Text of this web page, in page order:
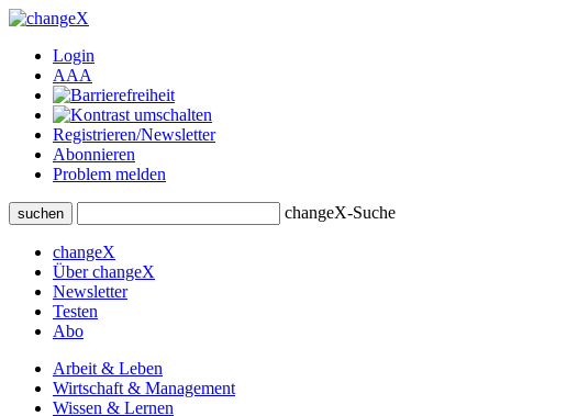
Login
AAA
Registrieren/Newsletter
Abonnieren
Problem melden
suchen changeX-Suche
changeX
Über changeX
Newsletter
Testen
Abo
Arbeit & Leben
Wirtschaft & Management
Wissen & Lernen